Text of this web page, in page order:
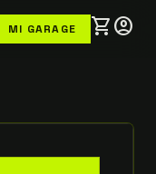
MI GARAGE shopping_cartaccount_circle